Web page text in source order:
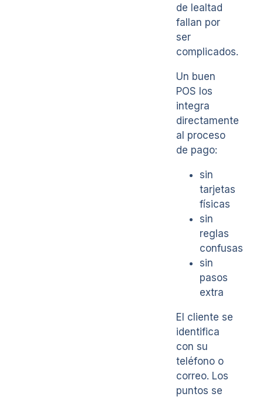
de lealtad
fallan por
ser
complicados.
Un buen
POS los
integra
directamente
al proceso
de pago:
sin
tarjetas
físicas
sin
reglas
confusas
sin
pasos
extra
El cliente se
identifica
con su
teléfono o
correo. Los
puntos se